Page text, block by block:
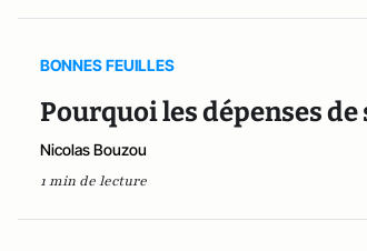
BONNES FEUILLES
Pourquoi les dépenses de
Nicolas Bouzou
1 min de lecture